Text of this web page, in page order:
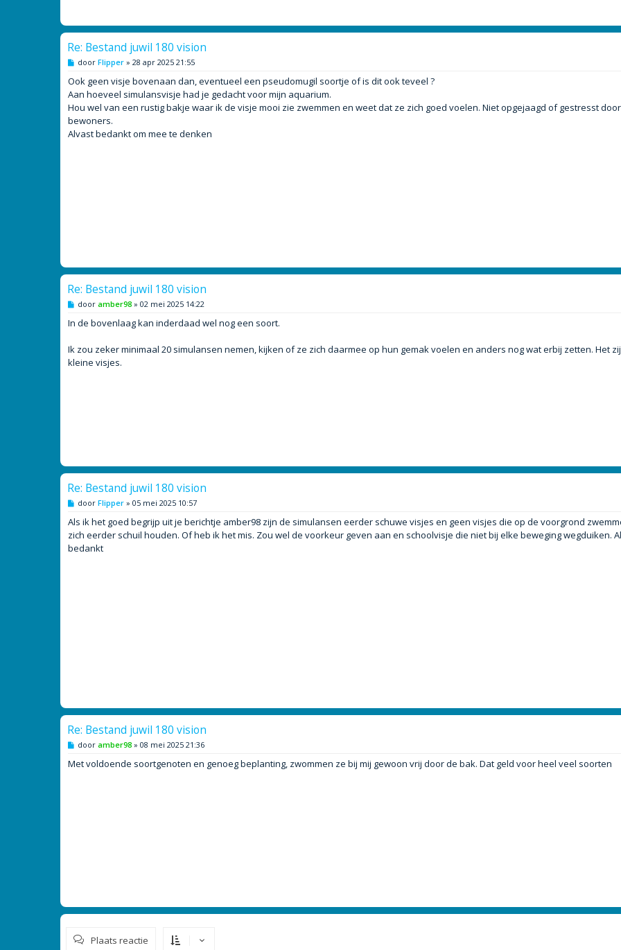
Re: Bestand juwil 180 vision
B
r
i
c
h
door Flipper » 28 apr 2025 21:55
Ook geen visje bovenaan dan, eventueel een pseudomugil soortje of is dit ook teveel ?
Aan hoeveel simulansvisje had je gedacht voor mijn aquarium.
Hou wel van een rustig bakje waar ik de visje mooi zie zwemmen en weet dat ze zich goed voelen. Niet opgejaagd of gestresst
bewoners.
Alvast bedankt om mee te denken
Re: Bestand juwil 180 vision
B
h
door amber98 » 02 mei 2025 14:22
In de bovenlaag kan inderdaad wel nog een soort.
Ik zou zeker minimaal 20 simulansen nemen, kijken of ze zich daarmee op hun gemak voelen en anders nog wat erbij zetten. Het
kleine visjes.
Re: Bestand juwil 180 vision
B
r
i
c
h
door Flipper » 05 mei 2025 10:57
Als ik het goed begrijp uit je berichtje amber98 zijn de simulansen eerder schuwe visjes en geen visjes die op de voorgrond
zich eerder schuil houden. Of heb ik het mis. Zou wel de voorkeur geven aan en schoolvisje die niet bij elke beweging wegduiken.
bedankt
Re: Bestand juwil 180 vision
B
r
door amber98 » 08 mei 2025 21:36
Met voldoende soortgenoten en genoeg beplanting, zwommen ze bij mij gewoon vrij door de bak. Dat geld voor heel veel soorten
Plaats reactie